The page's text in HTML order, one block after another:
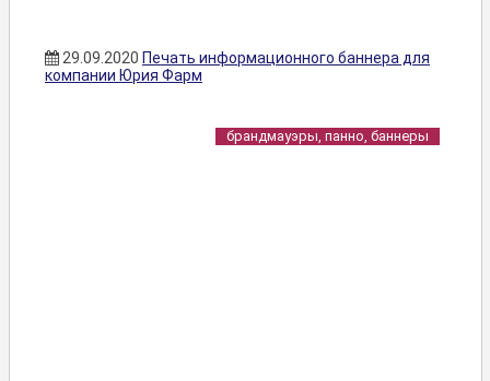
29.09.2020 Печать информационного баннера для
компании Юрия Фарм
брандмауэры, панно, баннеры